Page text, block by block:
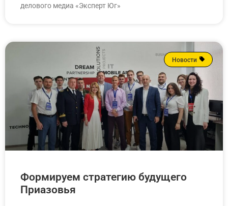
делового медиа «Эксперт Юг»
Новости
Формируем стратегию будущего
Приазовья